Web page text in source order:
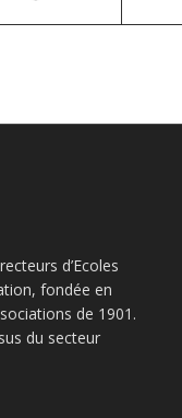
d’Ecoles
fondée en
de 1901.
du secteur